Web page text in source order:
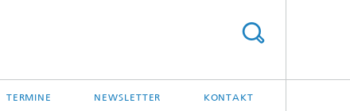
TERMINE NEWSLETTER KONTAKT